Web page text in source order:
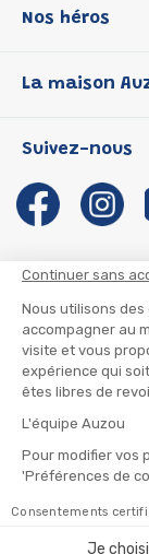
Continuer sans
Nous utilisons des
accompagner au
visite et vous
expérience qui
êtes libres de
L'équipe Auzou
Pour modifier vos
'Préférences de
Consentements
Je
Nos héros
P'tit Loup
Les Influenceuses
Migali
Petite Taupe
La maison
Notre histoire
Auzou s'engage
Auteurs et
Suivre mon colis
Infos
Suivez-nous